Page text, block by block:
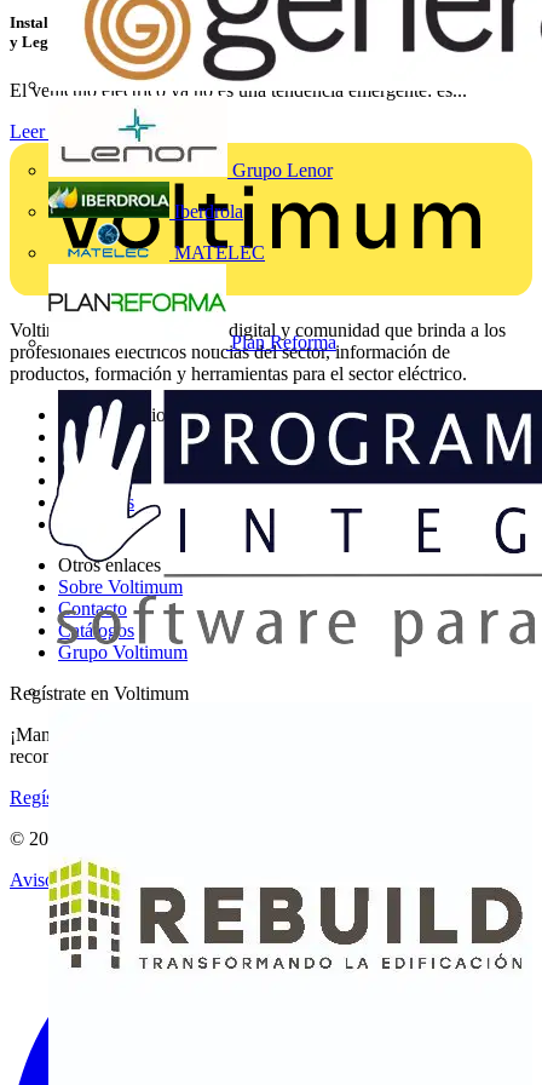
Grupo Lenor
Iberdrola
MATELEC
Plan Reforma
Instalaciones de Recarga para Vehículo Eléctrico: Cómo Instalar, Verificar
y Legalizar con Éxito
El vehículo eléctrico ya no es una tendencia emergente: es...
Leer más
Voltimum es una plataforma digital y comunidad que brinda a los
profesionales eléctricos noticias del sector, información de
productos, formación y herramientas para el sector eléctrico.
Mapa del sitio
Inicio
Noticias
Academy
Productos
Otros enlaces
Sobre Voltimum
Contacto
Catálogos
Grupo Voltimum
Regístrate en Voltimum
¡Mantente al día con las últimas noticias del sector y gana
recompensas por tus compras eléctricas!
Regístrate aquí
© 2002-
Aviso legal